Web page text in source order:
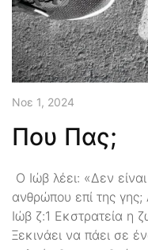
Νοε 1, 2024
Που Πας;
Ο Ιώβ λέει: «Δεν
ανθρώπου επί της
Ιώβ ζ:1 Εκστρατεία η
Ξεκινάει να πάει σε